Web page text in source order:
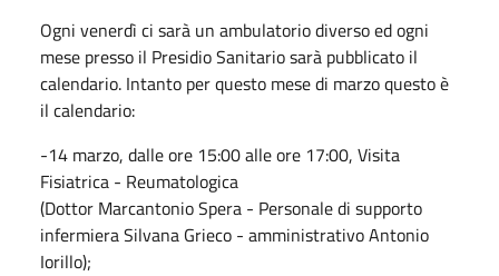
Ogni venerdì ci sarà un ambulatorio diverso ed ogni
mese presso il Presidio Sanitario sarà pubblicato il
calendario. Intanto per questo mese di marzo questo è
il calendario:
-14 marzo, dalle ore 15:00 alle ore 17:00, Visita
Fisiatrica - Reumatologica
(Dottor Marcantonio Spera - Personale di supporto
infermiera Silvana Grieco - amministrativo Antonio
Iorillo);